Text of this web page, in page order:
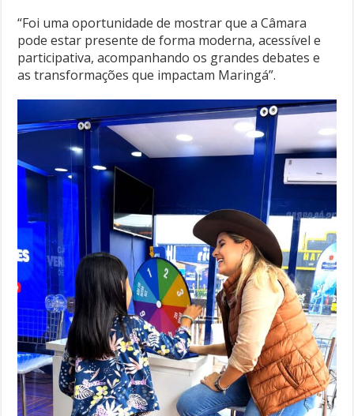
“Foi uma oportunidade de mostrar que a Câmara
pode estar presente de forma moderna, acessível e
participativa, acompanhando os grandes debates e
as transformações que impactam Maringá”.